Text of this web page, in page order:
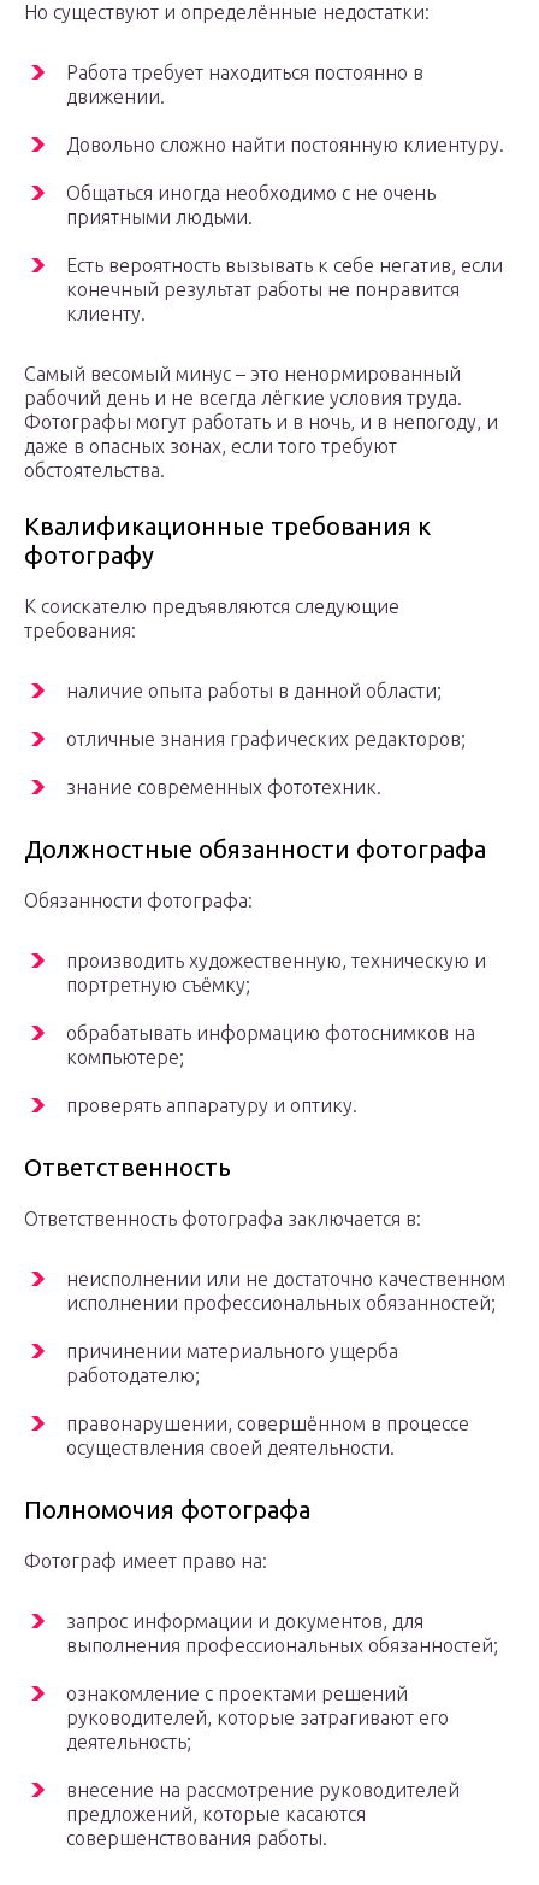
Но существуют и определённые недостатки:
Работа требует находиться постоянно в
движении.
Довольно сложно найти постоянную клиентуру.
Общаться иногда необходимо с не очень
приятными людьми.
Есть вероятность вызывать к себе негатив, если
конечный результат работы не понравится
клиенту.
Самый весомый минус – это ненормированный
рабочий день и не всегда лёгкие условия труда.
Фотографы могут работать и в ночь, и в непогоду, и
даже в опасных зонах, если того требуют
обстоятельства.
Квалификационные требования к
фотографу
К соискателю предъявляются следующие
требования:
наличие опыта работы в данной области;
отличные знания графических редакторов;
знание современных фототехник.
Должностные обязанности фотографа
Обязанности фотографа:
производить художественную, техническую и
портретную съёмку;
обрабатывать информацию фотоснимков на
компьютере;
проверять аппаратуру и оптику.
Ответственность
Ответственность фотографа заключается в:
неисполнении или не достаточно качественном
исполнении профессиональных обязанностей;
причинении материального ущерба
работодателю;
правонарушении, совершённом в процессе
осуществления своей деятельности.
Полномочия фотографа
Фотограф имеет право на:
запрос информации и документов, для
выполнения профессиональных обязанностей;
ознакомление с проектами решений
руководителей, которые затрагивают его
деятельность;
внесение на рассмотрение руководителей
предложений, которые касаются
совершенствования работы.